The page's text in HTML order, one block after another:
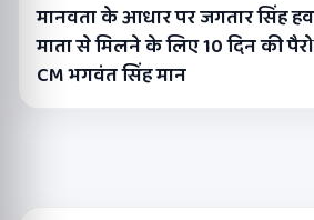
मानवता के आधार पर जगतार सिंह
माता से मिलने के लिए 10 दिन की
CM भगवंत सिंह मान